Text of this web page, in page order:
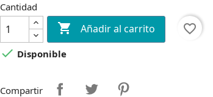
Cantidad
 Añadir al carrito
favorite_border
 Disponible
Compartir